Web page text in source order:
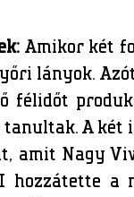
Amikor két
lányok.
félidőt
A
amit Nagy
hozzátette a